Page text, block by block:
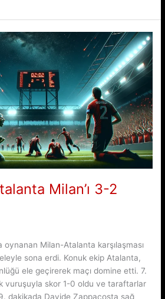
Milan’ı 3-2
oynanan Milan-Atalanta karşılaşması
sona erdi. Konuk ekip Atalanta,
ele geçirerek maçı domine etti. 7.
vuruşuyla skor 1-0 oldu ve taraftarlar
dakikada Davide Zappacosta sağ